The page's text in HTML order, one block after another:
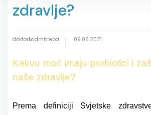
zdravlje?
doktorkadmitreba 09.06.2021
Kakvu moć imaju probiotici i
naše zdravlje?
Prema definiciji Svjetske